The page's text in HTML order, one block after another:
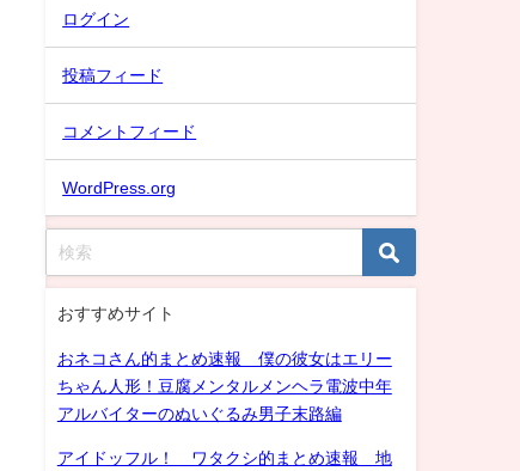
ログイン
投稿フィード
コメントフィード
WordPress.org
おすすめサイト
おネコさん的まとめ速報 僕の彼女はエリー
ちゃん人形！豆腐メンタルメンヘラ電波中年
アルバイターのぬいぐるみ男子末路編
アイドッフル！ ワタクシ的まとめ速報 地